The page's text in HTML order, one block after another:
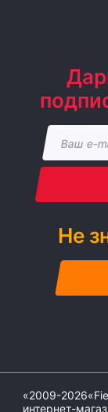
Не
«2009-
интернет-